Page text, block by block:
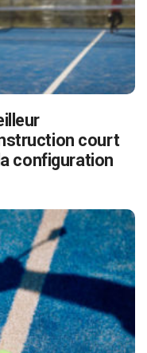
court
configuration